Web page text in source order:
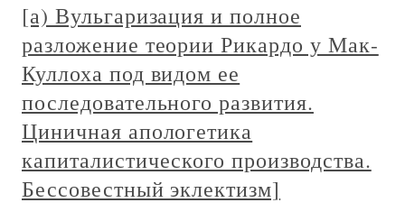
[а) Вульгаризация и полное
разложение теории Рикардо у Мак-
Куллоха под видом ее
последовательного развития.
Циничная апологетика
капиталистического производства.
Бессовестный эклектизм]